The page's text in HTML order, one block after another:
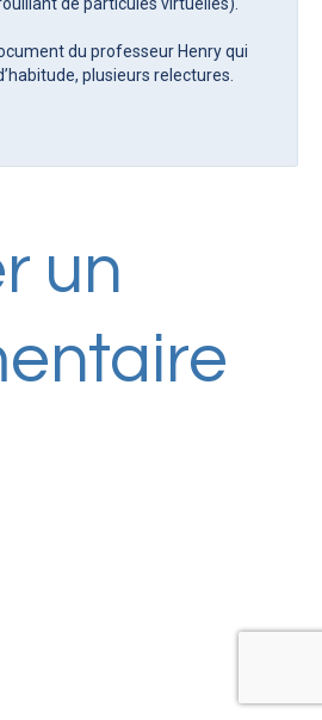
du professeur Henry qui
plusieurs relectures.
un